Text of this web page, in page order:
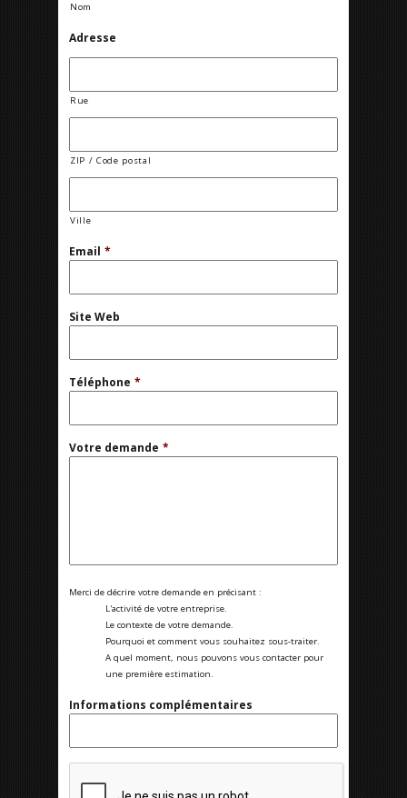
Nom
Adresse
Rue
ZIP / Code postal
Ville
Email *
Site Web
Téléphone *
Votre demande *
Merci de décrire votre demande en précisant :
L'activité de votre entreprise.
Le contexte de votre demande.
Pourquoi et comment vous souhaitez sous-traiter.
A quel moment, nous pouvons vous contacter pour
une première estimation.
Informations complémentaires